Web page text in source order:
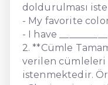
doldurulması
- My favorite color
- I have
2. **Cümle
verilen cümleleri
istenmektedir.